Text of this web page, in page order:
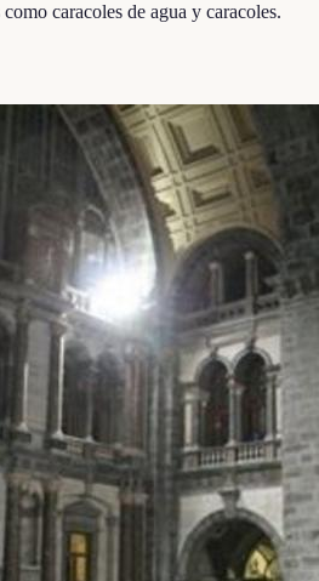
caracoles de agua y caracoles.